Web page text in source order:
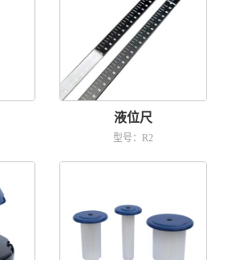
液位尺
型号：R2